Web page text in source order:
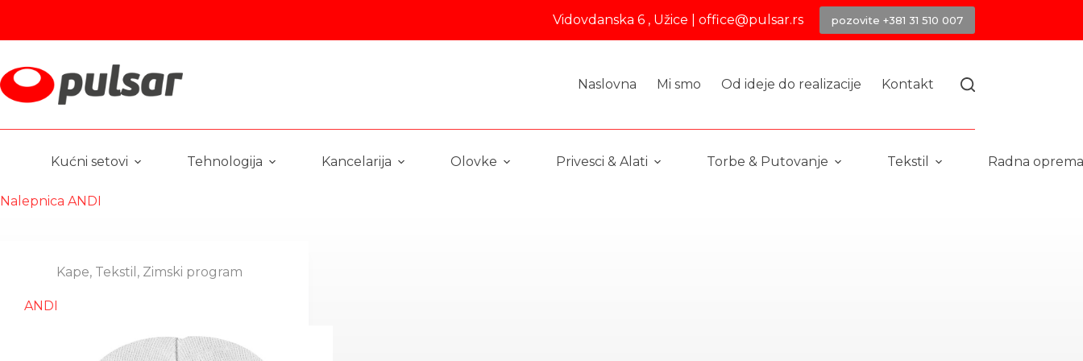
Vidovdanska 6 , Užice | office@pulsar.rs pozovite +381 31 510 007
Naslovna Mi smo Od ideje do realizacije Kontakt
Kućni setovi Tehnologija Kancelarija Olovke Privesci & Alati Torbe & Putovanje Tekstil Radna oprema
Nalepnica ANDI
Kape, Tekstil , Zimski program
ANDI